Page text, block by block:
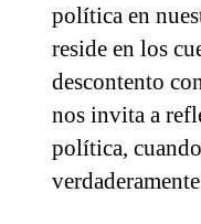
política en
reside en los
descontento
nos invita a
política,